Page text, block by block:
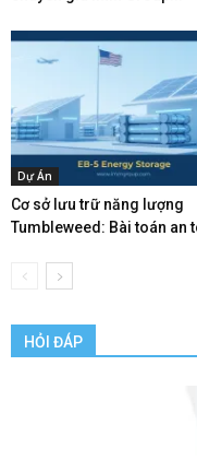
Dự Án
Cơ sở lưu trữ năng lượng
Tumbleweed: Bài toán an
HỎI ĐÁP